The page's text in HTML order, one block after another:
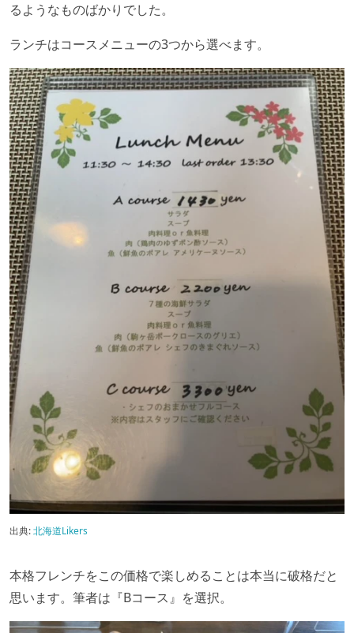
るようなものばかりでした。
ランチはコースメニューの3つから選べます。
出典:北海道Likers
本格フレンチをこの価格で楽しめることは本当に破格だと
思います。筆者は『Bコース』を選択。